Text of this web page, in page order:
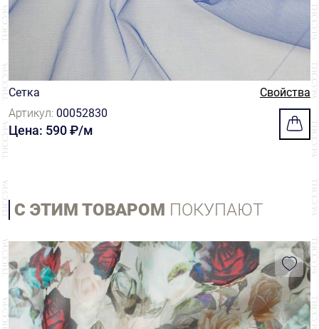
Сетка
Свойства
Артикул: 00052830
Цена: 590 ₽/м
С ЭТИМ ТОВАРОМ ПОКУПАЮТ